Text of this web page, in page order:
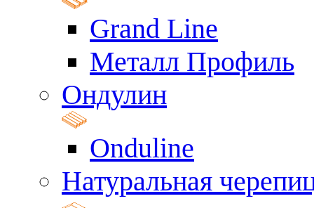
Grand Line
Металл Профиль
Ондулин
Onduline
Натуральная